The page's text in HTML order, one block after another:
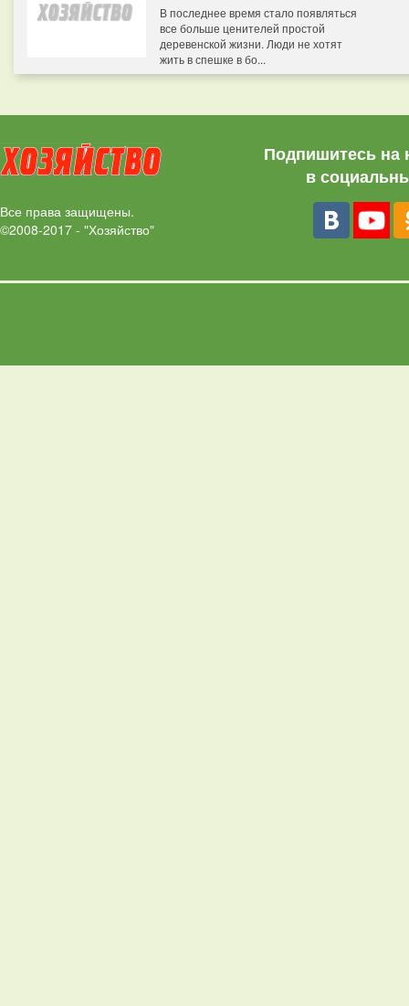
В последнее время стало появляться
все больше ценителей простой
деревенской жизни. Люди не хотят
жить в спешке в бо...
Все права защищены.
©2008-2017 - "Хозяйство"
Подпишитесь на
в